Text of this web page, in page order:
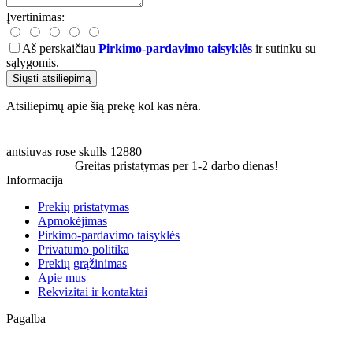
Įvertinimas:
Aš perskaičiau Pirkimo-pardavimo taisyklės ir sutinku su
sąlygomis.
Siųsti atsiliepimą
Atsiliepimų apie šią prekę kol kas nėra.
antsiuvas rose skulls 12880
Greitas pristatymas per 1-2 darbo dienas!
Informacija
Prekių pristatymas
Apmokėjimas
Pirkimo-pardavimo taisyklės
Privatumo politika
Prekių grąžinimas
Apie mus
Rekvizitai ir kontaktai
Pagalba